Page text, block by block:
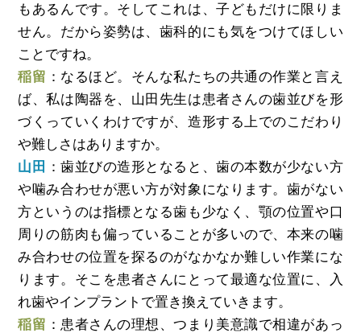
もあるんです。そしてこれは、子どもだけに限りま
せん。だから姿勢は、歯科的にも気をつけてほしい
ことですね。
稲留 ：なるほど。そんな私たちの共通の作業と言え
ば、私は陶器を、山田先生は患者さんの歯並びを形
づくっていくわけですが、造形する上でのこだわり
や難しさはありますか。
山田 ：歯並びの造形となると、歯の本数が少ない方
や噛み合わせが悪い方が対象になります。歯がない
方というのは指標となる歯も少なく、顎の位置や口
周りの筋肉も偏っていることが多いので、本来の噛
み合わせの位置を探るのがなかなか難しい作業にな
ります。そこを患者さんにとって最適な位置に、入
れ歯やインプラントで置き換えていきます。
稲留 ：患者さんの理想、つまり美意識で相違があっ